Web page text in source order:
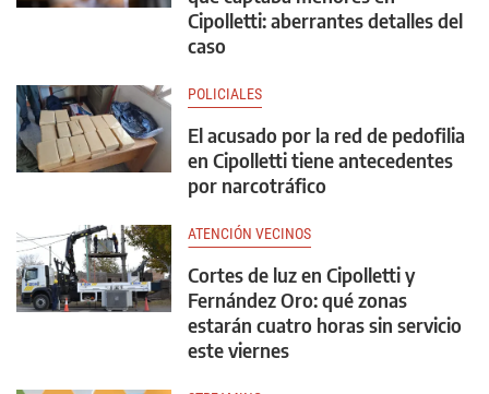
Cipolletti: aberrantes detalles del
caso
POLICIALES
El acusado por la red de pedofilia
en Cipolletti tiene antecedentes
por narcotráfico
ATENCIÓN VECINOS
Cortes de luz en Cipolletti y
Fernández Oro: qué zonas
estarán cuatro horas sin servicio
este viernes